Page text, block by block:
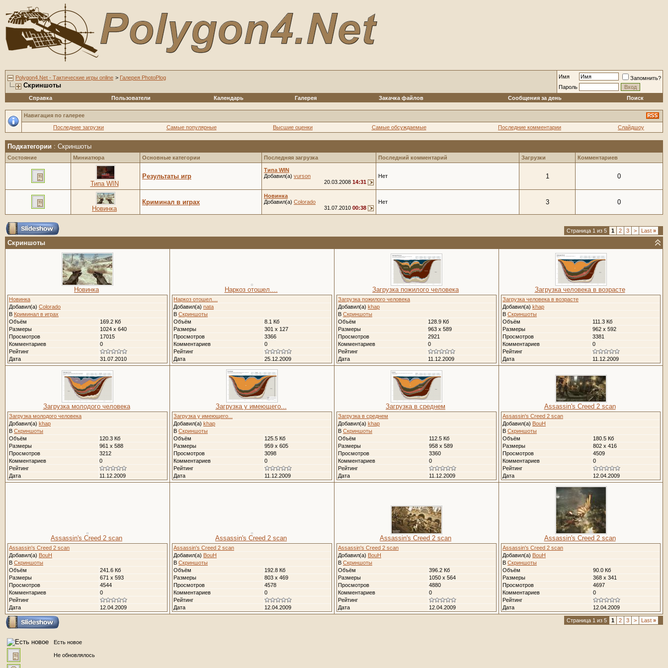
Polygon4.Net - Тактические игры online > Галерея PhotoPlog
Скриншоты
Имя
Запомнить?
Пароль
Справка
Пользователи Календарь Галерея Закачка файлов Сообщения за день Поиск
Навигация по галерее
Последние загрузки
Самые популярные Высшие оценки Самые обсуждаемые Последние комментарии Слайдшоу
Подкатегории : Скриншоты
Состояние Миниатюра Основные категории Последняя загрузка Последний комментарий Загрузки Комментариев
Типа WIN
Результаты игр
Типа WIN
Добавил(а) vurson
20.03.2008 14:31
Нет 1 0
Новинка
Криминал в играх
Новинка
Добавил(а) Colorado
31.07.2010 00:38
Нет 3 0
Страница 1 из 5 1 2 3 > Last »
Скриншоты
Новинка
Новинка
Добавил(а) Colorado
В Криминал в играх
Объём
169.2 Кб
Размеры
1024 x 640
Просмотров
17015
Комментариев
0
Рейтинг
Дата
31.07.2010
Наркоз отошел....
Наркоз отошел....
Добавил(а) nata
В Скриншоты
Объём
8.1 Кб
Размеры
301 x 127
Просмотров
3366
Комментариев
0
Рейтинг
Дата
25.12.2009
Загрузка пожилого человека
Загрузка пожилого человека
Добавил(а) khap
В Скриншоты
Объём
128.9 Кб
Размеры
963 x 589
Просмотров
2921
Комментариев
0
Рейтинг
Дата
11.12.2009
Загрузка человека в возрасте
Загрузка человека в возрасте
Добавил(а) khap
В Скриншоты
Объём
111.3 Кб
Размеры
962 x 592
Просмотров
3381
Комментариев
0
Рейтинг
Дата
11.12.2009
Загрузка молодого человека
Загрузка молодого человека
Добавил(а) khap
В Скриншоты
Объём
120.3 Кб
Размеры
961 x 588
Просмотров
3212
Комментариев
0
Рейтинг
Дата
11.12.2009
Загрузка у имеющего...
Загрузка у имеющего...
Добавил(а) khap
В Скриншоты
Объём
125.5 Кб
Размеры
959 x 605
Просмотров
3098
Комментариев
0
Рейтинг
Дата
11.12.2009
Загрузка в среднем
Загрузка в среднем
Добавил(а) khap
В Скриншоты
Объём
112.5 Кб
Размеры
958 x 589
Просмотров
3360
Комментариев
0
Рейтинг
Дата
11.12.2009
Assassin's Creed 2 scan
Assassin's Creed 2 scan
Добавил(а) BouH
В Скриншоты
Объём
180.5 Кб
Размеры
802 x 416
Просмотров
4509
Комментариев
0
Рейтинг
Дата
12.04.2009
Assassin's Creed 2 scan
Assassin's Creed 2 scan
Добавил(а) BouH
В Скриншоты
Объём
241.6 Кб
Размеры
671 x 593
Просмотров
4544
Комментариев
0
Рейтинг
Дата
12.04.2009
Assassin's Creed 2 scan
Assassin's Creed 2 scan
Добавил(а) BouH
В Скриншоты
Объём
192.8 Кб
Размеры
803 x 469
Просмотров
4578
Комментариев
0
Рейтинг
Дата
12.04.2009
Assassin's Creed 2 scan
Assassin's Creed 2 scan
Добавил(а) BouH
В Скриншоты
Объём
396.2 Кб
Размеры
1050 x 564
Просмотров
4880
Комментариев
0
Рейтинг
Дата
12.04.2009
Assassin's Creed 2 scan
Assassin's Creed 2 scan
Добавил(а) BouH
В Скриншоты
Объём
90.0 Кб
Размеры
368 x 341
Просмотров
4697
Комментариев
0
Рейтинг
Дата
12.04.2009
Страница 1 из 5 1 2 3 > Last »
Есть новое
Не обновлялось